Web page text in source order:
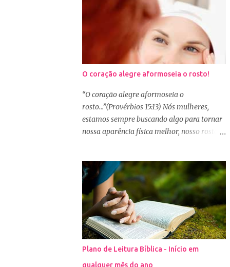
O coração alegre aformoseia o rosto!
“O coração alegre aformoseia o
rosto...”(Provérbios 15:13) Nós mulheres,
estamos sempre buscando algo para tornar
nossa aparência física melhor, nosso rosto
cosméticos e produtos de beleza. No Youtube
por exemplo, os canais com mais seguidores
são das blogueiras que dão dicas de beleza,
ensinam a se maquiar e testam produtos.
Não é errado gostar de se cuidar e buscar
conhecimento de como ficar mais bonita e
atraente. Eu também gosto de maquiagem e
dicas de beleza, no entanto, precisamos
Plano de Leitura Bíblica - Início em
qualquer mês do ano